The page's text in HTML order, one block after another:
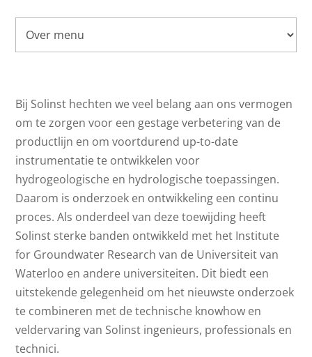
Bij Solinst hechten we veel belang aan ons vermogen
om te zorgen voor een gestage verbetering van de
productlijn en om voortdurend up-to-date
instrumentatie te ontwikkelen voor
hydrogeologische en hydrologische toepassingen.
Daarom is onderzoek en ontwikkeling een continu
proces. Als onderdeel van deze toewijding heeft
Solinst sterke banden ontwikkeld met het Institute
for Groundwater Research van de Universiteit van
Waterloo en andere universiteiten. Dit biedt een
uitstekende gelegenheid om het nieuwste onderzoek
te combineren met de technische knowhow en
veldervaring van Solinst ingenieurs, professionals en
technici.